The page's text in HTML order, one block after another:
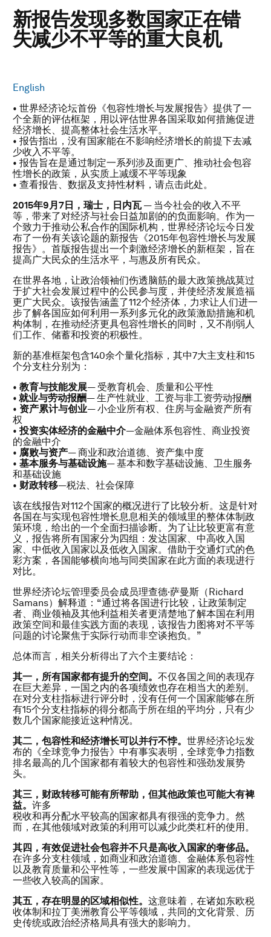
新报告发现多数国家正在错
失减少不平等的重大良机
English
• 世界经济论坛首份《包容性增长与发展报告》提供了一
个全新的评估框架，用以评估世界各国采取如何措施促进
经济增长、提高整体社会生活水平。
• 报告指出，没有国家能在不影响经济增长的前提下去减
少收入不平等。
• 报告旨在是通过制定一系列涉及面更广、推动社会包容
性增长的政策，从实质上减缓不平等现象
• 查看报告、数据及支持性材料，请点击此处。
2015年9月7日，瑞士，日内瓦— 当今社会的收入不平
等，带来了对经济与社会日益加剧的的负面影响。作为一
个致力于推动公私合作的国际机构，世界经济论坛今日发
布了一份有关该论题的新报告《2015年包容性增长与发展
报告》。首版报告提出一个刺激经济增长的新框架，旨在
提高广大民众的生活水平，与惠及所有民众。
在世界各地，让政治领袖们伤透脑筋的最大政策挑战莫过
于扩大社会发展过程中的公民参与度，并使经济发展造福
更广大民众。该报告涵盖了112个经济体，力求让人们进一
步了解各国应如何利用一系列多元化的政策激励措施和机
构体制，在推动经济更具包容性增长的同时，又不削弱人
们工作、储蓄和投资的积极性。
新的基准框架包含140余个量化指标，其中7大主支柱和15
个分支柱分别为：
• 教育与技能发展— 受教育机会、质量和公平性
• 就业与劳动报酬— 生产性就业、工资与非工资劳动报酬
• 资产累计与创业— 小企业所有权、住房与金融资产所有
权
• 投资实体经济的金融中介—金融体系包容性、商业投资
的金融中介
• 腐败与资产— 商业和政治道德、资产集中度
• 基本服务与基础设施— 基本和数字基础设施、卫生服务
和基础设施
• 财政转移—税法、社会保障
该在线报告对112个国家的概况进行了比较分析。这是针对
各国在与实现包容性增长息息相关的领域里的整体体制政
策环境，给出的一个全面扫描诊断。为了让比较更富有意
义，报告将所有国家分为四组：发达国家、中高收入国
家、中低收入国家以及低收入国家。借助于交通灯式的色
彩方案，各国能够横向地与同类国家在此方面的表现进行
对比。
世界经济论坛管理委员会成员理查德·萨曼斯（Richard
Samans）解释道：“通过将各国进行比较，让政策制定
者、商业领袖及其他利益相关者更清楚地了解本国在利用
政策空间和最佳实践方面的表现，该报告力图将对不平等
问题的讨论聚焦于实际行动而非空谈抱负。”
总体而言，相关分析得出了六个主要结论：
其一，所有国家都有提升的空间。 不仅各国之间的表现存
在巨大差异，一国之内的各项绩效也存在相当大的差别。
在对分支柱指标进行评分时，没有任何一个国家能够在所
有15个分支柱指标的得分都高于所在组的平均分，只有少
数几个国家能接近这种情况。
其二，包容性和经济增长可以并行不悖。 世界经济论坛发
布的《全球竞争力报告》中有事实表明，全球竞争力指数
排名最高的几个国家都有着较大的包容性和强劲发展势
头。
其三，财政转移可能有所帮助，但其他政策也可能大有裨
益。 许多
税收和再分配水平较高的国家都具有很强的竞争力。然
而，在其他领域对政策的利用可以减少此类杠杆的使用。
其四，有效促进社会包容并不只是高收入国家的奢侈品。
在许多分支柱领域，如商业和政治道德、金融体系包容性
以及教育质量和公平性等，一些发展中国家的表现远优于
一些收入较高的国家。
其五，存在明显的区域相似性。 这意味着，在诸如东欧税
收体制和拉丁美洲教育公平等领域，共同的文化背景、历
史传统或政治经济格局具有强大的影响力。